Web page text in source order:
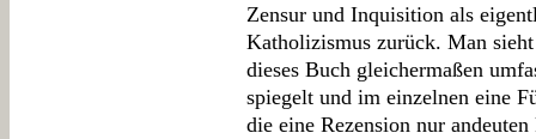
Zensur und Inquisition als
Katholizismus zurück. Man
dieses Buch gleichermaßen
spiegelt und im einzelnen eine
die eine Rezension nur